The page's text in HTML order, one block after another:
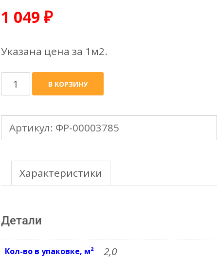
1 049 ₽
Указана цена за 1м2.
Количество
товара
HAUBERK
фасадная
ПЕСЧАНЫЙ
КИРПИЧ
уп.)
68907
В КОРЗИНУ
Артикул: ФР-00003785
Характеристики
Детали
Кол-во в упаковке, м² 2,0